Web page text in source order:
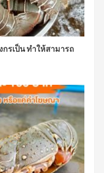
รเป็น ทำให้สามารถ